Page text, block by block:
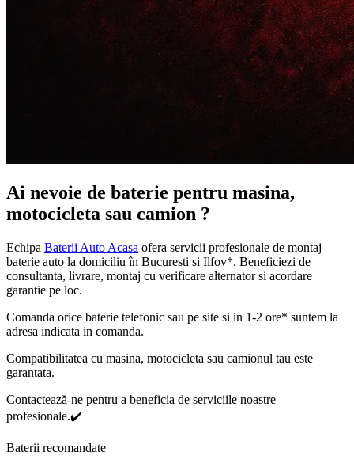
Ai nevoie de baterie pentru masina,
motocicleta sau camion ?
Echipa Baterii Auto Acasa ofera servicii profesionale de montaj
baterie auto la domiciliu în Bucuresti si Ilfov*. Beneficiezi de
consultanta, livrare, montaj cu verificare alternator si acordare
garantie pe loc.
Comanda orice baterie telefonic sau pe site si in 1-2 ore* suntem la
adresa indicata in comanda.
Compatibilitatea cu masina, motocicleta sau camionul tau este
garantata.
Contactează-ne pentru a beneficia de serviciile noastre
profesionale.✔️
Baterii recomandate